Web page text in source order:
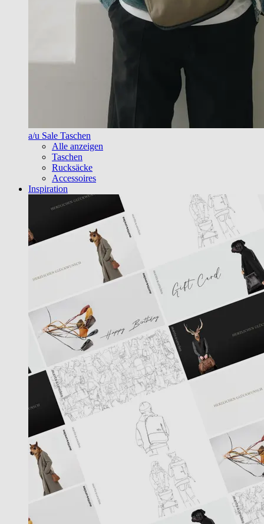
a/u Sale Taschen
Alle anzeigen
Taschen
Rucksäcke
Accessoires
Inspiration